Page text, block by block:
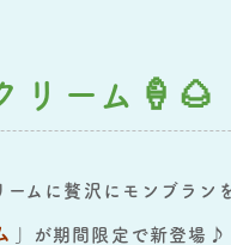
リーム🍦🌰
ームに贅沢にモンブラン
」が期間限定で新登場♪